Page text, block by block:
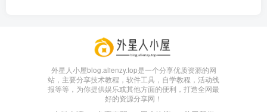
外星人小屋blog.alienzy.top是一个分享优质资源的网
站，主要分享技术教程，软件工具，自学教程，活动线
报等等，为你提供娱乐或其他方面的便利，打造全网最
好的资源分享网！